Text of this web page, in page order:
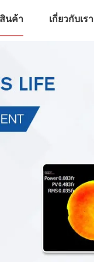
สินค้า เกี่ยวกับเรา